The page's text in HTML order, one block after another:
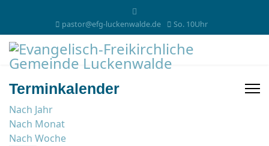
pastor@efg-luckenwalde.de So. 10Uhr
Terminkalender
Nach Jahr
Nach Monat
Nach Woche